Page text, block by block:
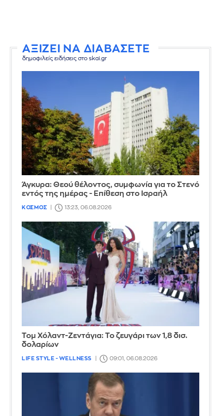
ΑΞΙΖΕΙ ΝΑ ΔΙΑΒΑΣΕΤΕ
δημοφιλείς ειδήσεις στο skai.gr
Άγκυρα: Θεού θέλοντος, συμφωνία για το Στενό
εντός της ημέρας - Επίθεση στο Ισραήλ
ΚΟΣΜΟΣ 13:23, 06.08.2026
Τομ Χόλαντ-Ζεντάγια: Το ζευγάρι των 1,8 δισ.
δολαρίων
LIFE STYLE - WELLNESS 09:01, 06.08.2026